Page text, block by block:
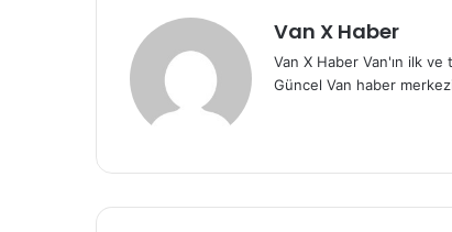
Van X Haber
Van X Haber Van'ın ilk
Güncel Van haber